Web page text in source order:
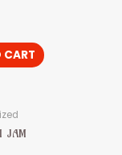
CART
JAM